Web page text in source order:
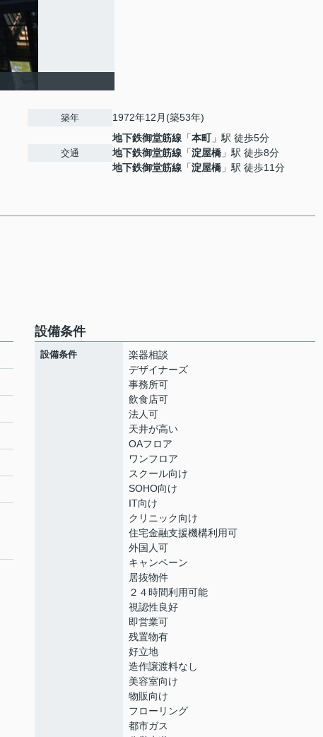
築年 1972年12月(築53年)
交通
地下鉄御堂筋線 「本町」駅 徒歩5分
地下鉄御堂筋線 「淀屋橋 」駅 徒歩8分
地下鉄御堂筋線 「淀屋橋 」駅 徒歩11分
設備条件
設備条件
楽器相談
デザイナーズ
事務所可
飲食店可
法人可
天井が高い
OAフロア
ワンフロア
スクール向け
SOHO向け
IT向け
クリニック向け
住宅金融支援機構利用可
外国人可
キャンペーン
居抜物件
２４時間利用可能
視認性良好
即営業可
残置物有
好立地
造作譲渡料なし
美容室向け
物販向け
フローリング
都市ガス